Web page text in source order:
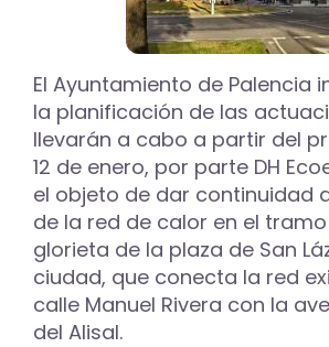
El Ayuntamiento de Palencia
la planificación de las
llevarán a cabo a partir del
12 de enero, por parte DH
el objeto de dar continuidad
de la red de calor en el
glorieta de la plaza de San
ciudad, que conecta la red
calle Manuel Rivera con la
del Alisal.